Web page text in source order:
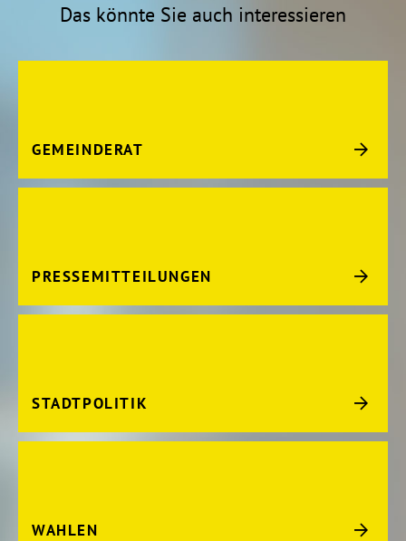
Das könnte Sie auch interessieren
GEMEINDERAT
PRESSEMITTEILUNGEN
STADTPOLITIK
WAHLEN